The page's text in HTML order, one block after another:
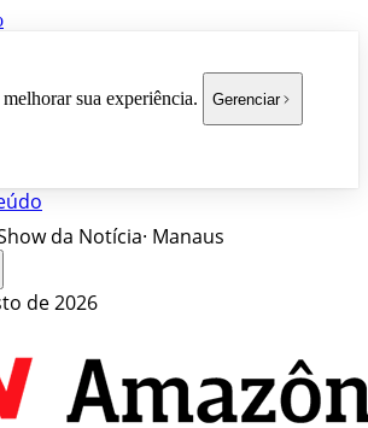
sua experiência. Gerenciar
da Notícia· Manaus
de 2026